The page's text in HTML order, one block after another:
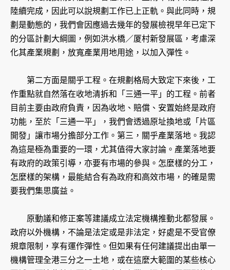
陸續完成，因此可以說規劃工作已上正軌。與此同時，規
劃是動態的，我們會因應過去幾年的發展檢視早年已定下
的分區計劃大綱圖，例如洪水橋／厦村新發展區，考慮深
化其產業規劃，放寬產業用地用途，以加入彈性。
第二方面是關乎工程。在規劃格局大致定下來後，工
作重點就自然落在收地清拆和「三通一平」的工程。前者
目前主要由政府負責，因為收地、賠償、安置始終是政府
功能，至於「三通一平」，我們會透過原址換地或「片區
開發」讓市場分擔部分工作。第三，關乎產業落地。我認
為這是極為重要的一環，尤其值得大家討論。產業落地要
有政府的政策引導，亦要有市場的參與。怎麼樣的分工，
怎麼樣的架構，最能結合有為政府和高效市場，的確是需
要我們集思廣益。
原動議和修正案等建議成立法定機構推動北都發展。
政府以外機構，不論是法定或是非法定，好處是不受官僚
規章限制，享有運作彈性。但如果有任何建議提出由單一
機構管理全港三分之一土地，或在這麼大範圍的某些核心